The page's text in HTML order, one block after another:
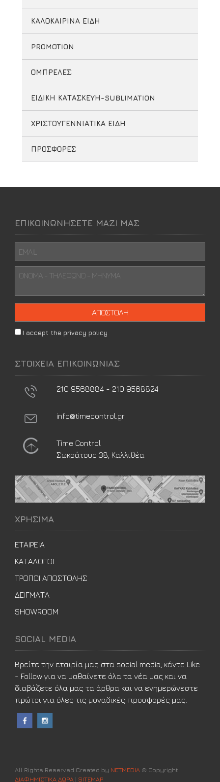
ΚΑΛΟΚΑΙΡΙΝΑ ΕΙΔΗ
PROMOTION
ΟΜΠΡΕΛΕΣ
ΕΙΔΙΚΗ ΚΑΤΑΣΚΕΥΗ-SUBLIMATION
ΧΡΙΣΤΟΥΓΕΝΝΙΑΤΙΚΑ ΕΙΔΗ
ΠΡΟΣΦΟΡΕΣ
ΕΠΙΚΟΙΝΩΝΗΣΕΤΕ ΜΑΖΙ ΜΑΣ
I accept the privacy policy
ΣΤΟΙΧΕΙΑ ΕΠΙΚΟΙΝΩΝΙΑΣ
210 9568884 - 210 9568824
info@timecontrol.gr
Time Control
Σωκράτους 38, Καλλιθέα
ΧΡΗΣΙΜΑ
ΕΤΑΙΡΕΙΑ
ΚΑΤΑΛΟΓΟΙ
ΤΡΟΠΟΙ ΑΠΟΣΤΟΛΗΣ
ΔΕΙΓΜΑΤΑ
SHOWROOM
SOCIAL MEDIA
Βρείτε την εταιρία μας στα social media, κάντε Like
- Follow για να μαθαίνετε όλα τα νέα μας και να
διαβάζετε όλα μας τα άρθρα και να ενημερώνεστε
πρώτοι για όλες τις μοναδικές προσφορές μας.
All Rights Reserved Created by NETMEDIA © Copyright
ΔΙΑΦΗΜΙΣΤΙΚΑ ΔΩΡΑ | SITEMAP